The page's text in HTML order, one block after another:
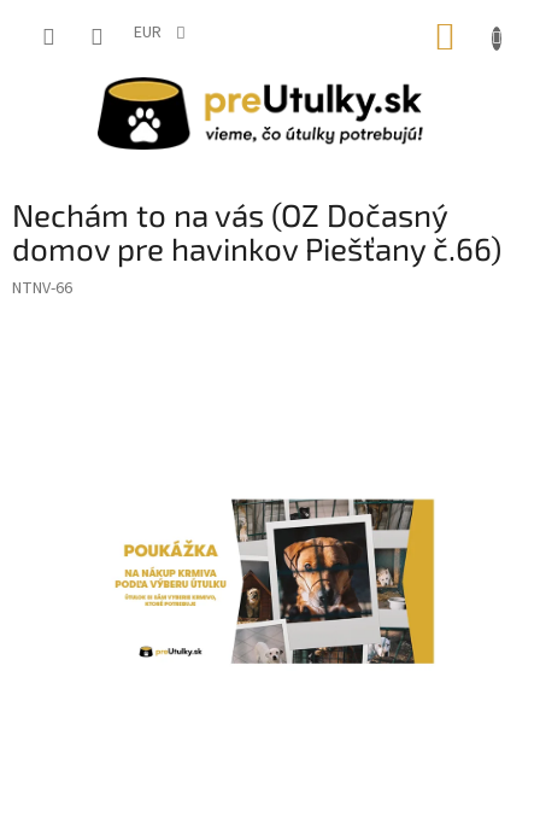
EUR
Nechám to na vás (OZ Dočasný
domov pre havinkov Piešťany č.66)
NTNV-66